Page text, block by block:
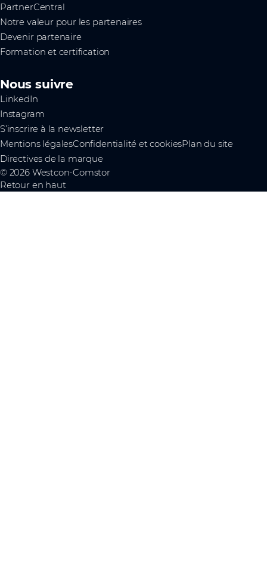
PartnerCentral
Notre valeur pour les partenaires
Devenir partenaire
Formation et certification
Nous suivre
LinkedIn
Instagram
S’inscrire à la newsletter
Mentions légalesConfidentialité et cookiesPlan du site
Directives de la marque
© 2026 Westcon-Comstor
Retour en haut